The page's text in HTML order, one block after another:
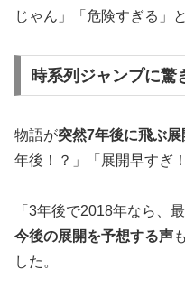
じゃん」「危険すぎる」と
時系列ジャンプに驚
物語が突然7年後に飛ぶ展
年後！？」「展開早すぎ
「3年後で2018年なら、
今後の展開を予想する声
した。